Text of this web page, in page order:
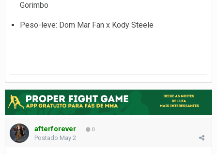
Gorimbo
Peso-leve: Dom Mar Fan x Kody Steele
afterforever 0
Postado May 2